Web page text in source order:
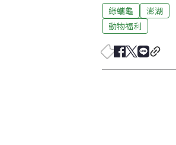
綠蠵龜
澎湖
動物福利